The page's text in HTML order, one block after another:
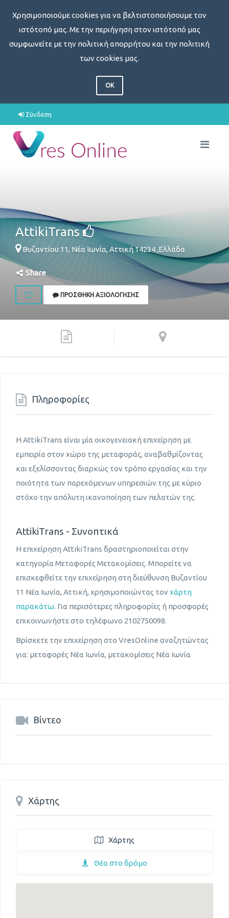
Χρησιμοποιούμε cookies για να βελτιστοποιήσουμε τον
ιστότοπό μας. Με την περιήγηση στον ιστότοπό μας
συμφωνείτε με την πολιτική απορρήτου και την πολιτική
των cookies μας.
OK
Σύνδεση
AttikiTrans
Βυζαντίου 11,Νέα Ιωνία,Αττική14234,Ελλάδα
Share
ΠΡΟΣΘΉΚΗ ΑΞΙΟΛΌΓΗΣΗΣ
Πληροφορίες
Η AttikiTrans είναι μία οικογενειακή επιχείρηση με
εμπειρία στον χώρο της μεταφοράς, αναβαθμίζοντας
και εξελίσσοντας διαρκώς τον τρόπο εργασίας και την
ποιότητα των παρεχόμενων υπηρεσιών της με κύριο
στόχο την απόλυτη ικανοποίηση των πελατών της.
AttikiTrans - Συνοπτικά
Η επιχείρηση AttikiTrans δραστηριοποιείται στην
κατηγορία Μεταφορές Μετακομίσεις. Μπορείτε να
επισκεφθείτε την επιχείρηση στη διεύθυνση Βυζαντίου
11 Νέα Ιωνία, Αττική, χρησιμοποιώντας τον χάρτη
παρακάτω. Για περισότερες πληροφορίες ή προσφορές
επικοινωνήστε στο τηλέφωνο 2102750098.
Βρίσκετε την επιχείρηση στο VresOnline αναζητώντας
για: μεταφορές Νέα Ιωνία, μετακομίσεις Νέα Ιωνία
Βίντεο
Χάρτης
Χάρτης
Θέα στο δρόμο